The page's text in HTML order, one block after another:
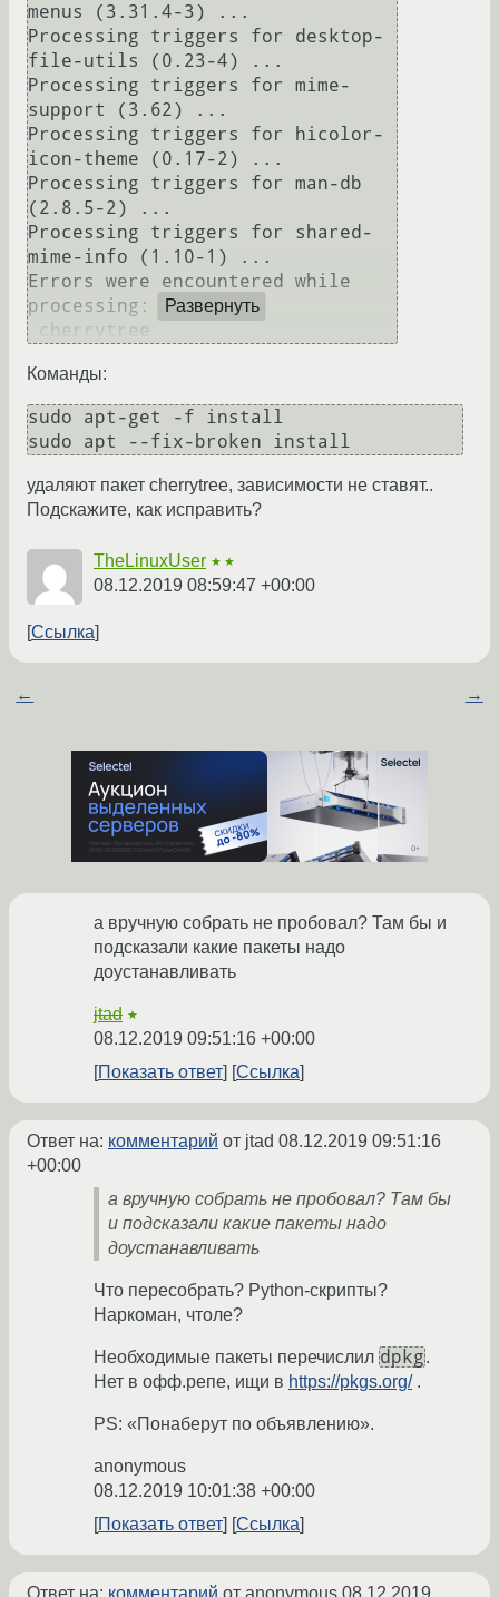
menus (3.31.4-3) ...
Processing triggers for desktop-
file-utils (0.23-4) ...
Processing triggers for mime-
support (3.62) ...
Processing triggers for hicolor-
icon-theme (0.17-2) ...
Processing triggers for man-db
(2.8.5-2) ...
Processing triggers for shared-
mime-info (1.10-1) ...
Errors were encountered while
processing:
Развернуть
Команды:
sudo apt-get -f install
удаляют пакет cherrytree, зависимости не ставят..
Подскажите, как исправить?
TheLinuxUser ★★
08.12.2019 08:59:47 +00:00
Ссылка
← →
а вручную собрать не пробовал? Там бы и
подсказали какие пакеты надо
доустанавливать
jtad ★
08.12.2019 09:51:16 +00:00
Показать ответ
Ссылка
Ответ на: комментарий от jtad 08.12.2019 09:51:16
+00:00
а вручную собрать не пробовал? Там бы
и подсказали какие пакеты надо
доустанавливать
Что пересобрать? Python-скрипты?
Наркоман, чтоле?
Необходимые пакеты перечислил dpkg.
Нет в офф.репе, ищи в https://pkgs.org/.
PS: «Понаберут по объявлению».
anonymous
08.12.2019 10:01:38 +00:00
Показать ответ
Ссылка